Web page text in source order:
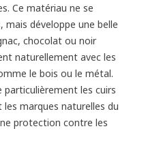
Ce matériau ne se
mais développe une belle
chocolat ou noir
naturellement avec les
le bois ou le métal.
les cuirs
marques naturelles du
protection contre les